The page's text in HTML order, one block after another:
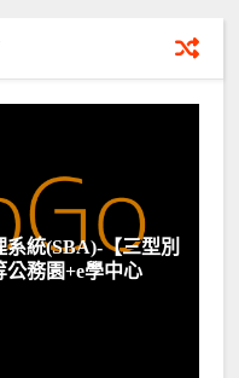
系統(SBA)-【三型別
公務園+e學中心